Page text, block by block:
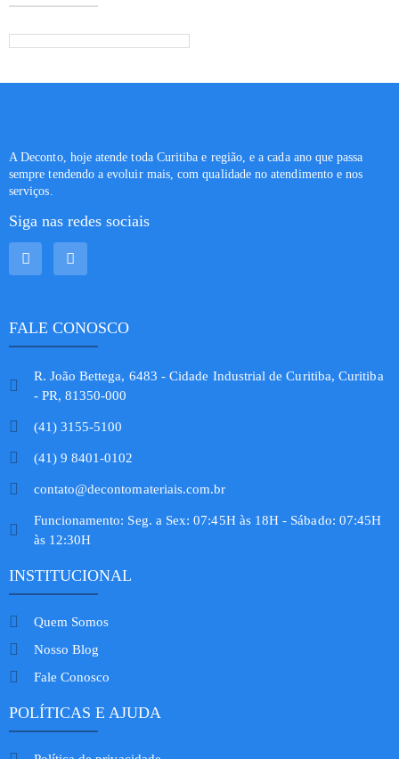
A Deconto, hoje atende toda Curitiba e região, e a cada ano que passa
sempre tendendo a evoluir mais, com qualidade no atendimento e nos
serviços.
Siga nas redes sociais
FALE CONOSCO
R. João Bettega, 6483 - Cidade Industrial de Curitiba, Curitiba
- PR, 81350-000
(41) 3155-5100
(41) 9 8401-0102
contato@decontomateriais.com.br
Funcionamento: Seg. a Sex: 07:45H às 18H - Sábado: 07:45H
às 12:30H
INSTITUCIONAL
Quem Somos
Nosso Blog
Fale Conosco
POLÍTICAS E AJUDA